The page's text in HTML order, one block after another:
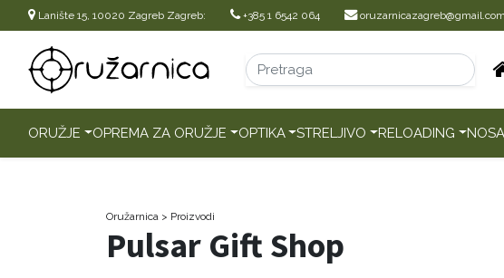
Lanište 15, 10020 Zagreb Zagreb: +385 1 6542 064 oruzarnicazagreb@gmail.com
ORUŽJE OPREMA ZA ORUŽJE OPTIKA STRELJIVO RELOADING
Oružarnica > Proizvodi
Pulsar Gift Shop